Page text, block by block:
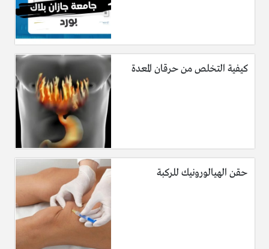
كيفية التخلص من حرقان المعدة
حقن الهيالورونيك للركبة